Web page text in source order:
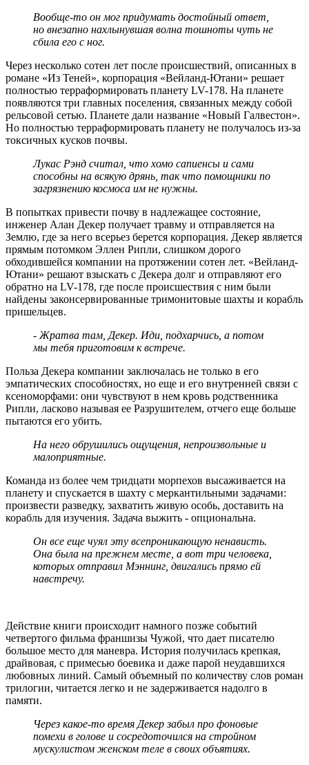
Вообще-то он мог придумать достойный ответ,
но внезапно нахлынувшая волна тошноты чуть не
сбила его с ног.
Через несколько сотен лет после происшествий, описанных в
романе «Из Теней», корпорация «Вейланд-Ютани» решает
полностью терраформировать планету LV-178. На планете
появляются три главных поселения, связанных между собой
рельсовой сетью. Планете дали название «Новый Галвестон».
Но полностью терраформировать планету не получалось из-за
токсичных кусков почвы.
Лукас Рэнд считал, что хомо сапиенсы и сами
способны на всякую дрянь, так что помощники по
загрязнению космоса им не нужны.
В попытках привести почву в надлежащее состояние,
инженер Алан Декер получает травму и отправляется на
Землю, где за него всерьез берется корпорация. Декер является
прямым потомком Эллен Рипли, слишком дорого
обходившейся компании на протяжении сотен лет. «Вейланд-
Ютани» решают взыскать с Декера долг и отправляют его
обратно на LV-178, где после происшествия с ним были
найдены законсервированные тримонитовые шахты и корабль
пришельцев.
- Жратва там, Декер. Иди, подхарчись, а потом
мы тебя приготовим к встрече.
Польза Декера компании заключалась не только в его
эмпатических способностях, но еще и его внутренней связи с
ксеноморфами: они чувствуют в нем кровь родственника
Рипли, ласково называя ее Разрушителем, отчего еще больше
пытаются его убить.
На него обрушились ощущения, непроизвольные и
малоприятные.
Команда из более чем тридцати морпехов высаживается на
планету и спускается в шахту с меркантильными задачами:
произвести разведку, захватить живую особь, доставить на
корабль для изучения. Задача выжить - опциональна.
Он все еще чуял эту всепроникающую ненависть.
Она была на прежнем месте, а вот три человека,
которых отправил Мэннинг, двигались прямо ей
навстречу.
Действие книги происходит намного позже событий
четвертого фильма франшизы Чужой, что дает писателю
большое место для маневра. История получилась крепкая,
драйвовая, с примесью боевика и даже парой неудавшихся
любовных линий. Самый объемный по количеству слов роман
трилогии, читается легко и не задерживается надолго в
памяти.
Через какое-то время Декер забыл про фоновые
помехи в голове и сосредоточился на стройном
мускулистом женском теле в своих объятиях.